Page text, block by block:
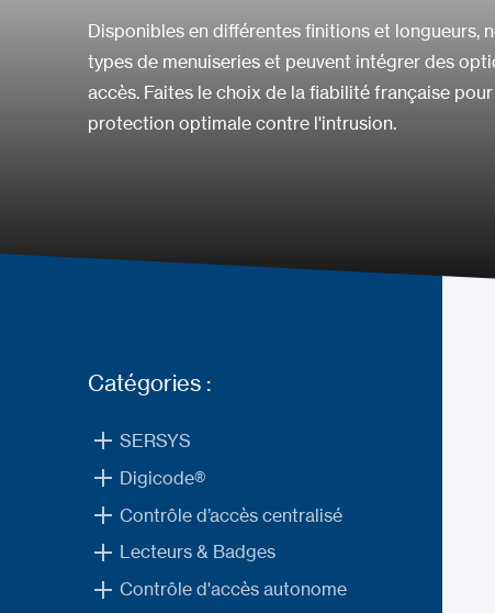
Disponibles en différentes finitions et longueurs,
types de menuiseries et peuvent intégrer des
accès. Faites le choix de la fiabilité française
protection optimale contre l'intrusion.
Catégories :
SERSYS
Digicode®
Contrôle d’accès centralisé
Lecteurs & Badges
Contrôle d'accès autonome